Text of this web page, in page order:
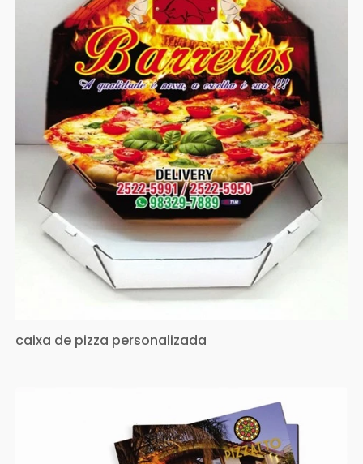
caixa de pizza personalizada